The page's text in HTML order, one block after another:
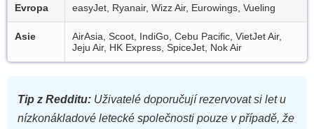
Evropa easyJet, Ryanair, Wizz Air, Eurowings, Vueling
Asie
AirAsia, Scoot, IndiGo, Cebu Pacific, VietJet Air,
Jeju Air, HK Express, SpiceJet, Nok Air
Tip z Redditu: Uživatelé doporučují rezervovat si let u
nízkonákladové letecké společnosti pouze v případě, že